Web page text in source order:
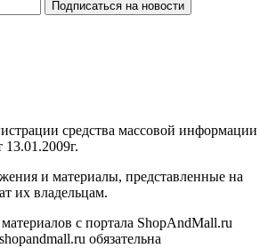
Подписаться на новости
средства массовой информации
и материалы, представленные на
их владельцам.
с портала ShopAndMall.ru
обязательна